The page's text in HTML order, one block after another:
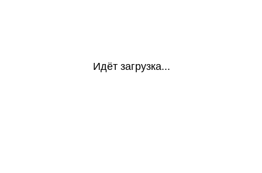
Идёт загрузка...